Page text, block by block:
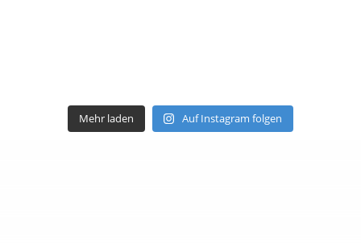
Mehr laden Auf Instagram folgen